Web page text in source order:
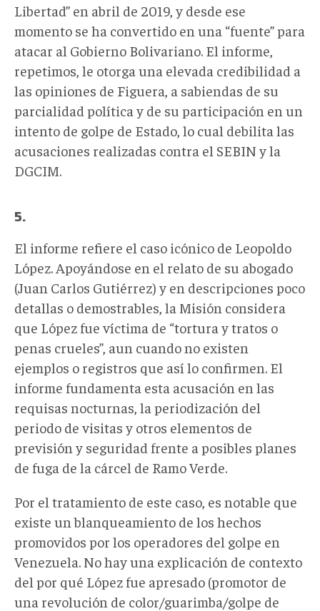
Libertad” en abril de 2019, y desde ese
momento se ha convertido en una “fuente” para
atacar al Gobierno Bolivariano. El informe,
repetimos, le otorga una elevada credibilidad a
las opiniones de Figuera, a sabiendas de su
parcialidad política y de su participación en un
intento de golpe de Estado, lo cual debilita las
acusaciones realizadas contra el SEBIN y la
DGCIM.
5.
El informe refiere el caso icónico de Leopoldo
López. Apoyándose en el relato de su abogado
(Juan Carlos Gutiérrez) y en descripciones poco
detallas o demostrables, la Misión considera
que López fue víctima de “tortura y tratos o
penas crueles”, aun cuando no existen
ejemplos o registros que así lo confirmen. El
informe fundamenta esta acusación en las
requisas nocturnas, la periodización del
periodo de visitas y otros elementos de
previsión y seguridad frente a posibles planes
de fuga de la cárcel de Ramo Verde.
Por el tratamiento de este caso, es notable que
existe un blanqueamiento de los hechos
promovidos por los operadores del golpe en
Venezuela. No hay una explicación de contexto
del por qué López fue apresado (promotor de
una revolución de color/guarimba/golpe de